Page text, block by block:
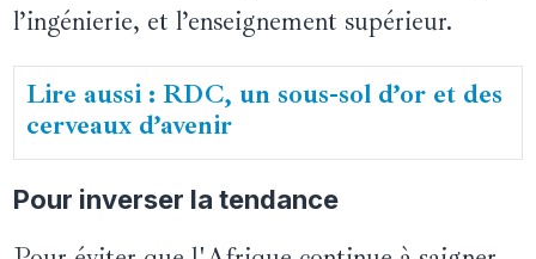
l’ingénierie, et l’enseignement supérieur.
Lire aussi : RDC, un sous-sol d’or et des
cerveaux d’avenir
Pour inverser la tendance